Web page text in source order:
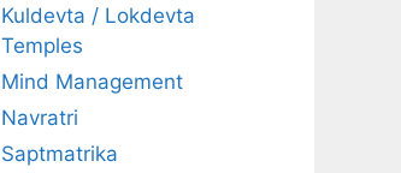
Kuldevta / Lokdevta
Temples
Mind Management
Navratri
Saptmatrika